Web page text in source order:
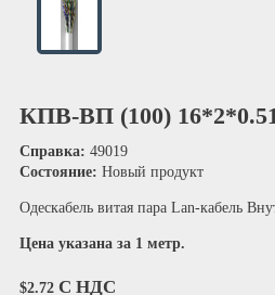
КПВ-ВП (100)
Справка: 49019
Состояние: Новый продукт
Одескабель витая пара Lan-кабель
Цена указана за 1 метр.
$2.72 С НДС